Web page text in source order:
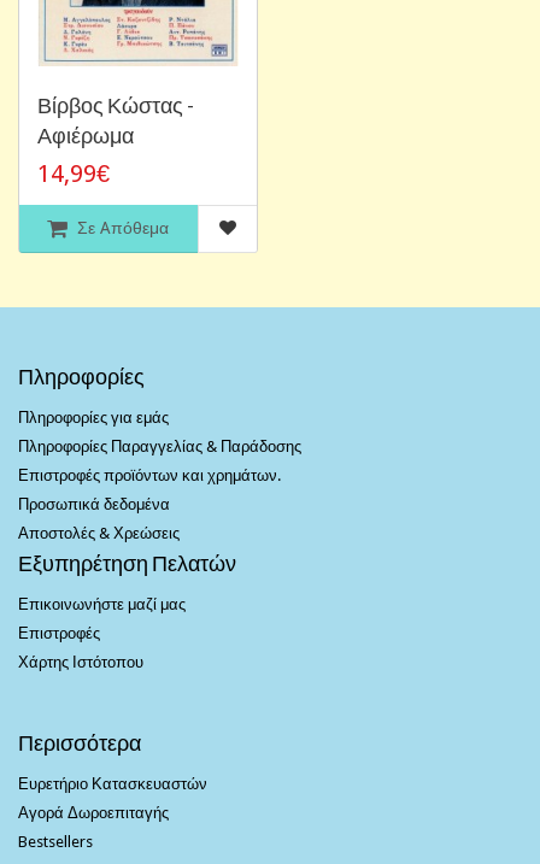
Βίρβος Κώστας -
Αφιέρωμα
14,99€
Σε Aπόθεμα
Πληροφορίες
Πληροφορίες για εμάς
Πληροφορίες Παραγγελίας & Παράδοσης
Επιστροφές προϊόντων και χρημάτων.
Προσωπικά δεδομένα
Αποστολές & Χρεώσεις
Εξυπηρέτηση Πελατών
Επικοινωνήστε μαζί μας
Επιστροφές
Χάρτης Ιστότοπου
Περισσότερα
Ευρετήριο Κατασκευαστών
Αγορά Δωροεπιταγής
Bestsellers